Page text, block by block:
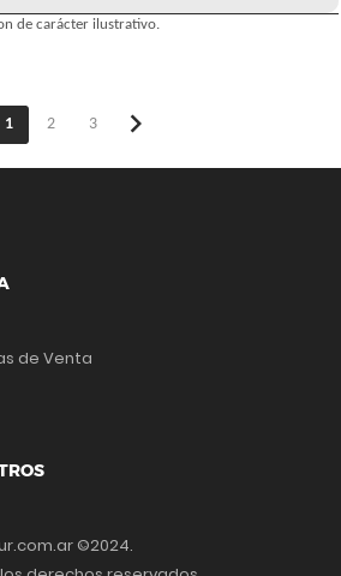
de carácter ilustrativo.
1 2 3 chevron_right
de Venta
©2024.